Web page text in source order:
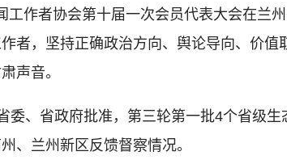
者协会第十届一次会员代表大会在兰州
者，坚持正确政治方向、舆论导向、价值
声音。
省政府批准，第三轮第一批4个省级生
、兰州新区反馈督察情况。